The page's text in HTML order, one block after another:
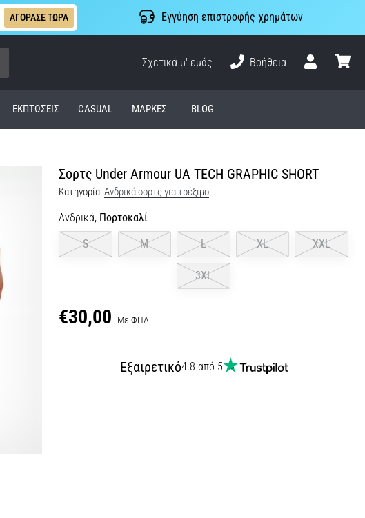
ΑΓΟΡΑΣΕ ΤΩΡΑ Εγγύηση επιστροφής χρημάτων
Σχετικά μ' εμάς
Βοήθεια
ΕΚΠΤΩΣΕΙΣ CASUAL ΜΆΡΚΕΣ BLOG
Σορτς Under Armour UA TECH GRAPHIC SHORT
Κατηγορία:Ανδρικά σορτς για τρέξιμο
Ανδρικά, Πορτοκαλί
S
M L XL XXL
3XL
€30,00 Με ΦΠΑ
Εξαιρετικό4.8 από 5